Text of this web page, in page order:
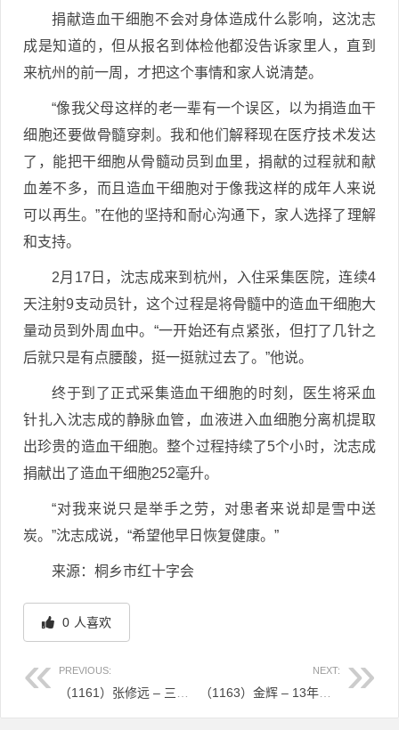
捐献造血干细胞不会对身体造成什么影响，这沈志
成是知道的，但从报名到体检他都没告诉家里人，直到
来杭州的前一周，才把这个事情和家人说清楚。
“像我父母这样的老一辈有一个误区，以为捐造血干
细胞还要做骨髓穿刺。我和他们解释现在医疗技术发达
了，能把干细胞从骨髓动员到血里，捐献的过程就和献
血差不多，而且造血干细胞对于像我这样的成年人来说
可以再生。”在他的坚持和耐心沟通下，家人选择了理解
和支持。
2月17日，沈志成来到杭州，入住采集医院，连续4
天注射9支动员针，这个过程是将骨髓中的造血干细胞大
量动员到外周血中。“一开始还有点紧张，但打了几针之
后就只是有点腰酸，挺一挺就过去了。”他说。
终于到了正式采集造血干细胞的时刻，医生将采血
针扎入沈志成的静脉血管，血液进入血细胞分离机提取
出珍贵的造血干细胞。整个过程持续了5个小时，沈志成
捐献出了造血干细胞252毫升。
“对我来说只是举手之劳，对患者来说却是雪中送
炭。”沈志成说，“希望他早日恢复健康。”
来源：桐乡市红十字会
0 人喜欢
PREVIOUS: NEXT:
文章导航